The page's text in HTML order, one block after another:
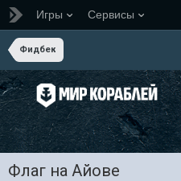
Игры Сервисы
Фидбек
Флаг на Айове